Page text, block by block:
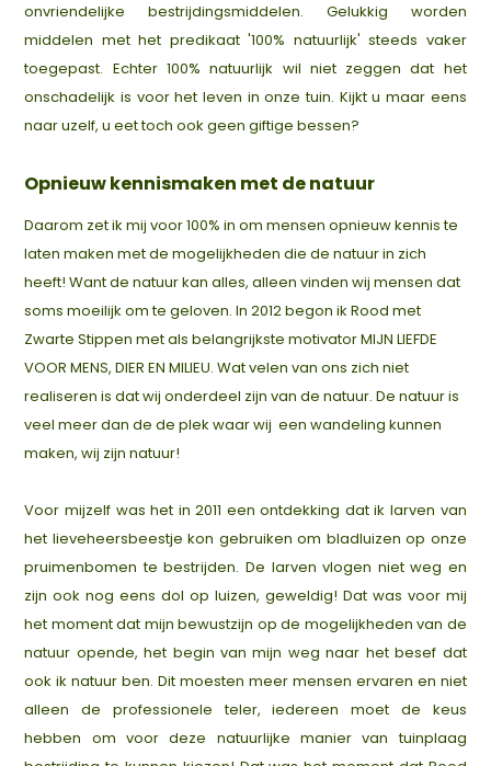
onvriendelijke bestrijdingsmiddelen. Gelukkig worden
middelen met het predikaat '100% natuurlijk' steeds vaker
toegepast. Echter 100% natuurlijk wil niet zeggen dat het
onschadelijk is voor het leven in onze tuin. Kijkt u maar eens
naar uzelf, u eet toch ook geen giftige bessen?
Opnieuw kennismaken met de natuur
Daarom zet ik mij voor 100% in om mensen opnieuw kennis te
laten maken met de mogelijkheden die de natuur in zich
heeft! Want de natuur kan alles, alleen vinden wij mensen dat
soms moeilijk om te geloven. In 2012 begon ik Rood met
Zwarte Stippen met als belangrijkste motivator MIJN LIEFDE
VOOR MENS, DIER EN MILIEU. Wat velen van ons zich niet
realiseren is dat wij onderdeel zijn van de natuur. De natuur is
veel meer dan de de plek waar wij een wandeling kunnen
maken, wij zijn natuur!
Voor mijzelf was het in 2011 een ontdekking dat ik larven van
het lieveheersbeestje kon gebruiken om bladluizen op onze
pruimenbomen te bestrijden. De larven vlogen niet weg en
zijn ook nog eens dol op luizen, geweldig! Dat was voor mij
het moment dat mijn bewustzijn op de mogelijkheden van de
natuur opende, het begin van mijn weg naar het besef dat
ook ik natuur ben. Dit moesten meer mensen ervaren en niet
alleen de professionele teler, iedereen moet de keus
hebben om voor deze natuurlijke manier van tuinplaag